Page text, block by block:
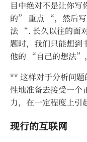
目中绝对不是让你写
的” 重点 “，然后写
法 “. 长久以往的面
题时，我们只能想到
他的 “自己的想法”
** 这样对于分析问
性地准备去接受一个
力，在一定程度上引
现行的互联网